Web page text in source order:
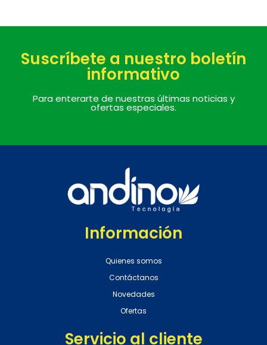
Suscríbete a nuestro boletín
informativo
Para enterarte de nuestras últimas noticias y
ofertas especiales.
Información
Quienes somos
Contáctanos
Novedades
Ofertas
Servicio al cliente